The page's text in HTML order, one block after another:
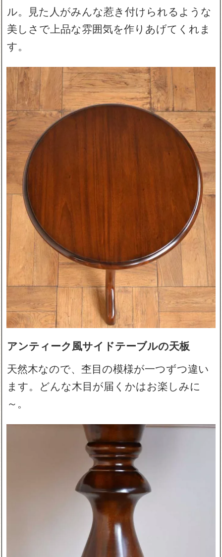
ル。見た人がみんな惹き付けられるような
美しさで上品な雰囲気を作りあげてくれま
す。
アンティーク風サイドテーブルの天板
天然木なので、杢目の模様が一つずつ違い
ます。どんな木目が届くかはお楽しみに
～。